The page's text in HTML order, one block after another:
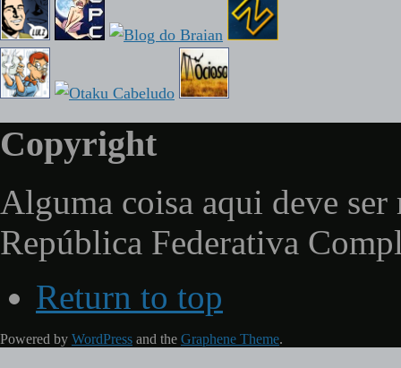
Copyright
Alguma coisa aqui deve ser
República Federativa
Return to top
Powered by WordPress and the Graphene Theme.